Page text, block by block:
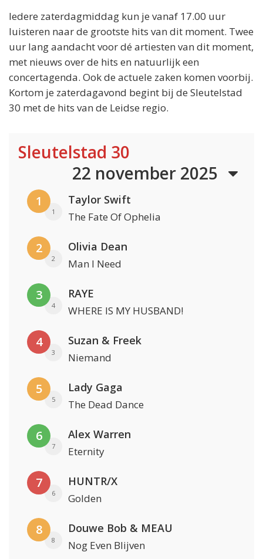
Iedere zaterdagmiddag kun je vanaf 17.00 uur
luisteren naar de grootste hits van dit moment. Twee
uur lang aandacht voor dé artiesten van dit moment,
met nieuws over de hits en natuurlijk een
concertagenda. Ook de actuele zaken komen voorbij.
Kortom je zaterdagavond begint bij de Sleutelstad
30 met de hits van de Leidse regio.
Sleutelstad 30
22 november 2025
1
1
Taylor Swift
The Fate Of Ophelia
2
2
Olivia Dean
Man I Need
3
4
RAYE
WHERE IS MY HUSBAND!
4
3
Suzan & Freek
Niemand
5
5
Lady Gaga
The Dead Dance
6
7
Alex Warren
Eternity
7
6
HUNTR/X
Golden
8
8
Douwe Bob & MEAU
Nog Even Blijven